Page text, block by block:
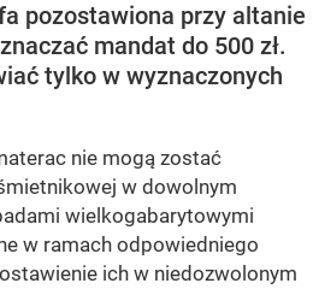
pozostawiona przy altanie
mandat do 500 zł.
tylko w wyznaczonych
nie mogą zostać
w dowolnym
wielkogabarytowymi
w ramach odpowiedniego
ich w niedozwolonym